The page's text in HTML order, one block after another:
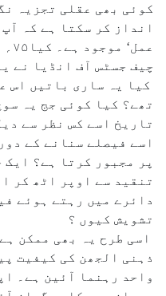
کوئی بھی عقلی تجزیہ
انداز کر سکتا ہے کہ
چیف جسٹس آف انڈیا نے
کیا یہ ساری باتیں اس
تھے؟ کیا کوئی جج یہ
تاریخ اسے کس نظر سے
اسے فیصلے سنانے کے
پر مجبور کرتا ہے؟
تنقید سے اوپر اٹھ کر
دائرے میں رہتے ہوئے
تشویش کیوں ؟
اسی طرح یہ بھی ممکن
ذہنی الجھن کی کیفیت
واحد رہنما آئین ہے۔